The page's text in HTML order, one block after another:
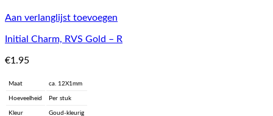
Aan verlanglijst toevoegen
Initial Charm, RVS Gold – R
€1.95
Maat ca. 12X1mm
Hoeveelheid Per stuk
Kleur Goud-kleurig